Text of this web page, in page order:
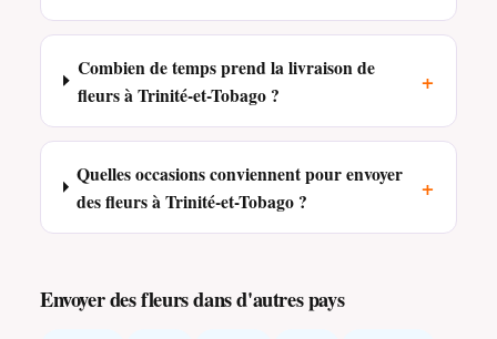
Combien de temps prend la livraison de
fleurs à Trinité-et-Tobago ?
+
Quelles occasions conviennent pour envoyer
des fleurs à Trinité-et-Tobago ?
+
Envoyer des fleurs dans d'autres pays